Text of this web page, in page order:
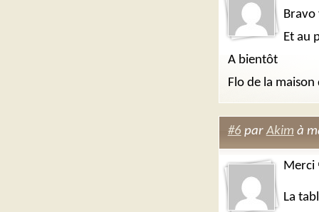
Et au
A bientôt
Flo de la maison
#6 parAkim à
Merci
La